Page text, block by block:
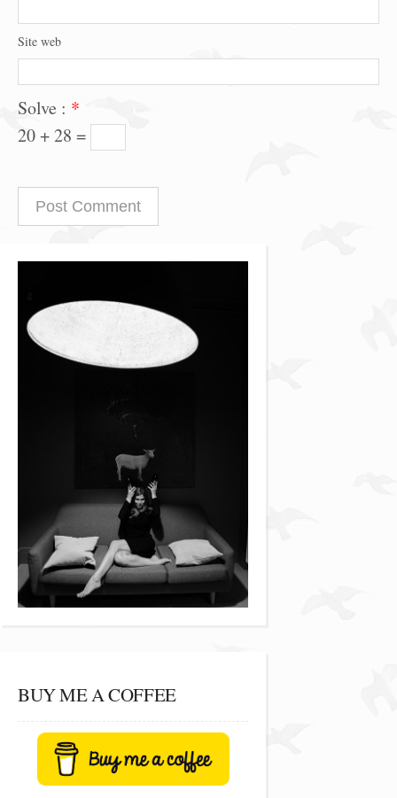
Site web
Solve : *
20 + 28 =
BUY ME A COFFEE